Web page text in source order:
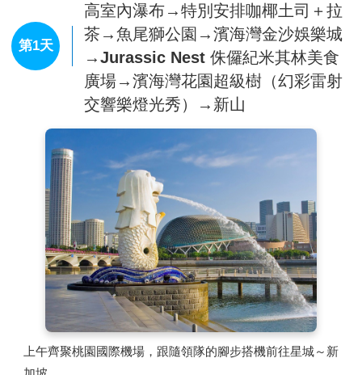
第1天
高室內瀑布→特別安排咖椰土司＋拉
茶→魚尾獅公園→濱海灣金沙娛樂城
→Jurassic Nest 侏儸紀米其林美食
廣場→濱海灣花園超級樹（幻彩雷射
交響樂燈光秀）→新山
上午齊聚桃園國際機場，跟隨領隊的腳步搭機前往星城～新